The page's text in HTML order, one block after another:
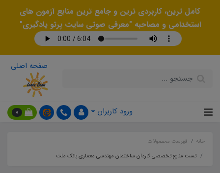
کامل ترین، کاربردی ترین و جامع ترین منابع آزمون های
استخدامی و مصاحبه "معرفی صوتی سایت پرتو یادگیری"
صفحه اصلی
ورود کاربران 0
خانه
فهرست محصولات
تست منابع تخصصی کاردان ساختمان مهندسی معماری بانک ملت